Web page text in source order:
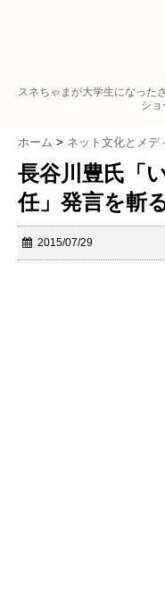
スネちゃまが大学生になった
ショ
ホーム > ネット文化とメデ
長谷川豊氏「
任」発言を斬
2015/07/29